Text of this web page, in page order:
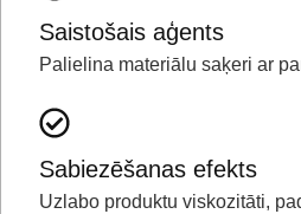
Saistošais aģents
Palielina materiālu saķeri ar
Sabiezēšanas efekts
Uzlabo produktu viskozitāti,